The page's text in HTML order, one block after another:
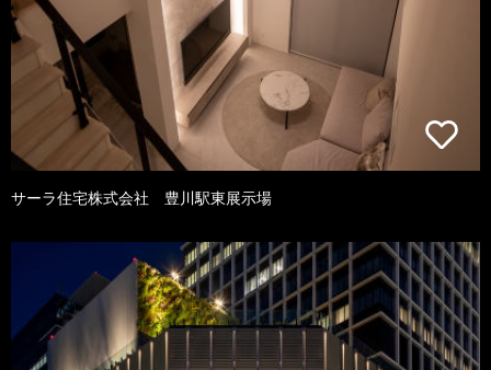
サーラ住宅株式会社 豊川駅東展示場